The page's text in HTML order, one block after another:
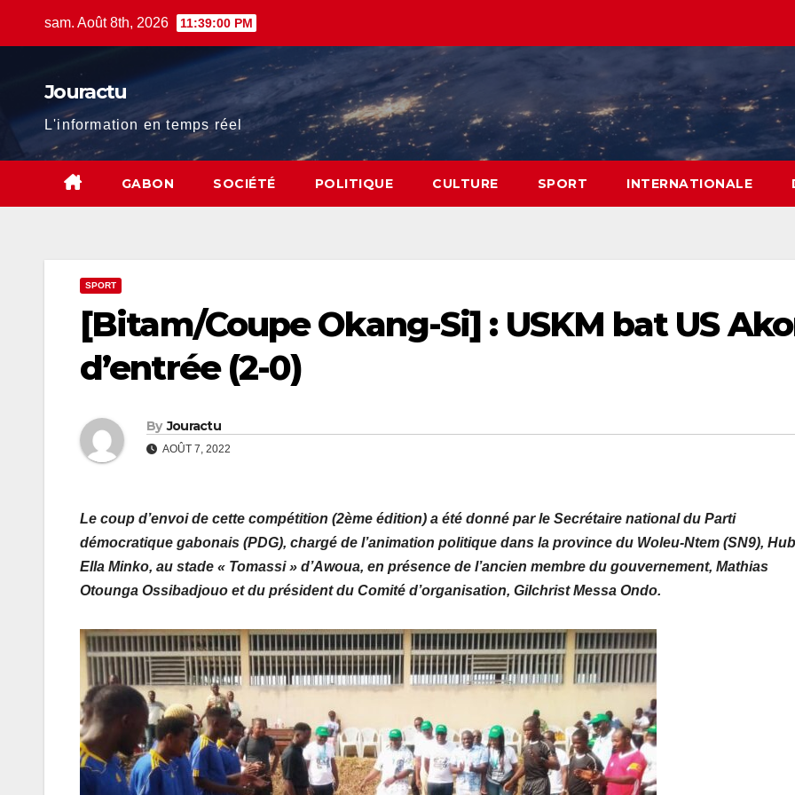
sam. Août 8th, 2026 11:39:01 PM
Jouractu
L'information en temps réel
GABON SOCIÉTÉ POLITIQUE CULTURE SPORT INTERNATIONALE
SPORT
[Bitam/Coupe Okang-Si] : USKM bat US
d’entrée (2-0)
By Jouractu
AOÛT 7, 2022
Le coup d’envoi de cette compétition (2ème édition) a été donné par le Secrétaire national du Parti
démocratique gabonais (PDG), chargé de l’animation politique dans la province du Woleu-Ntem (SN9),
Ella Minko, au stade « Tomassi » d’Awoua, en présence de l’ancien membre du gouvernement, Mathias
Otounga Ossibadjouo et du président du Comité d’organisation, Gilchrist Messa Ondo.